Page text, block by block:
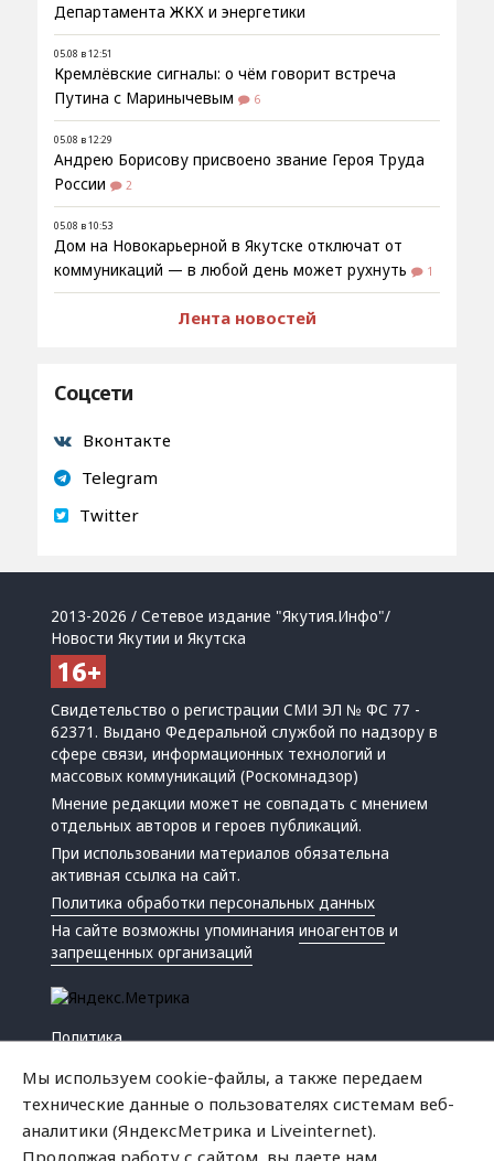
Департамента ЖКХ и энергетики
05.08 в 12:51
Кремлёвские сигналы: о чём говорит встреча
Путина с Маринычевым
6
05.08 в 12:29
Андрею Борисову присвоено звание Героя Труда
России
2
05.08 в 10:53
Дом на Новокарьерной в Якутске отключат от
коммуникаций — в любой день может рухнуть
1
Лента новостей
Соцсети
Вконтакте
Telegram
Twitter
2013-2026 / Сетевое издание "Якутия.Инфо"/
Новости Якутии и Якутска
Свидетельство о регистрации СМИ ЭЛ № ФС 77 -
62371. Выдано Федеральной службой по надзору в
сфере связи, информационных технологий и
массовых коммуникаций (Роскомнадзор)
Мнение редакции может не совпадать с мнением
отдельных авторов и героев публикаций.
При использовании материалов обязательна
активная ссылка на сайт.
Политика обработки персональных данных
На сайте возможны упоминанияиноагентов и
запрещенных организаций
Политика
Мы используем cookie-файлы, а также передаем
технические данные о пользователях системам веб-
аналитики (ЯндексМетрика и Liveinternet).
Продолжая работу с сайтом, вы даете нам